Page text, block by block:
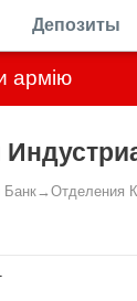
армію
Депозиты
Банк→ Отделения